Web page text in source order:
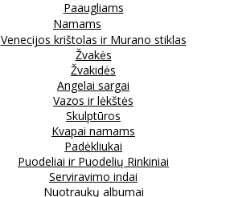
Paaugliams
Namams
Venecijos krištolas ir Murano stiklas
Žvakės
Žvakidės
Angelai sargai
Vazos ir lėkštės
Skulptūros
Kvapai namams
Padėkliukai
Puodeliai ir Puodelių Rinkiniai
Serviravimo indai
Nuotraukų albumai